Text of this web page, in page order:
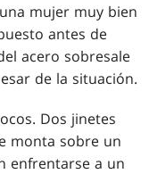
mujer muy bien
antes de
acero sobresale
de la situación.
Dos jinetes
monta sobre un
enfrentarse a un